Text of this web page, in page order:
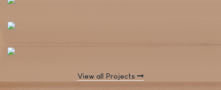
View all Projects